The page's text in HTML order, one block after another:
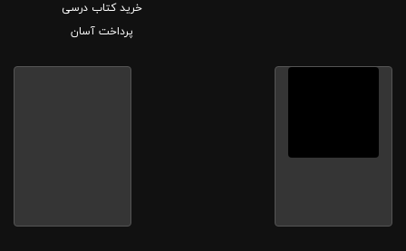
خرید کتاب درسی
پرداخت آسان